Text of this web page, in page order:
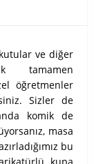
ve diğer
tamamen
öğretmenler
Sizler de
komik de
masa
bu